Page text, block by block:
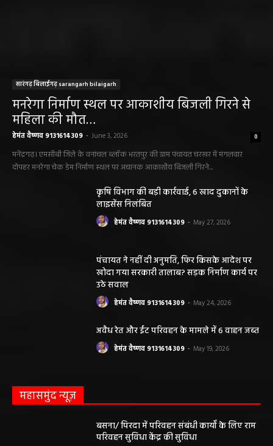
सारंगढ़ बिलाईगढ़ sarangarh bilaigarh
मनरेगा निर्माण स्थल पर आकाशीय बिजली गिरने से
महिला की मौत…
हेमंत वैष्णव 9131614309 - June 3, 2026 0
मनेंद्रगढ़। एमसीबी जिले के वनांचल ब्लॉक भरतपुर की ग्राम पंचायत चरखर में मंगलवार
दोपहर मनरेगा चेक डेम निर्माण स्थल पर अचानक आकाशीय बिजली गिरने...
कृषि विभाग की बड़ी कार्रवाई, 6 खाद दुकानों के
लाइसेंस निलंबित
हेमंत वैष्णव 9131614309 - May 27, 2026
पंचायत ने नहीं दी अनुमति, फिर किसके आदेश पर
खोदा गया सरकारी तालाब? सड़क निर्माण कार्य पर
उठे सवाल
हेमंत वैष्णव 9131614309 - May 24, 2026
अवैध रेत और ईंट परिवहन के मामले में 6 वाहन जब्त
हेमंत वैष्णव 9131614309 - May 19, 2026
महासमुंद न्यूज़
बसना/ पिरदा में परिवहन संबंधी कार्यों के लिए राम
परिवहन सुविधा केंद्र की सुविधा